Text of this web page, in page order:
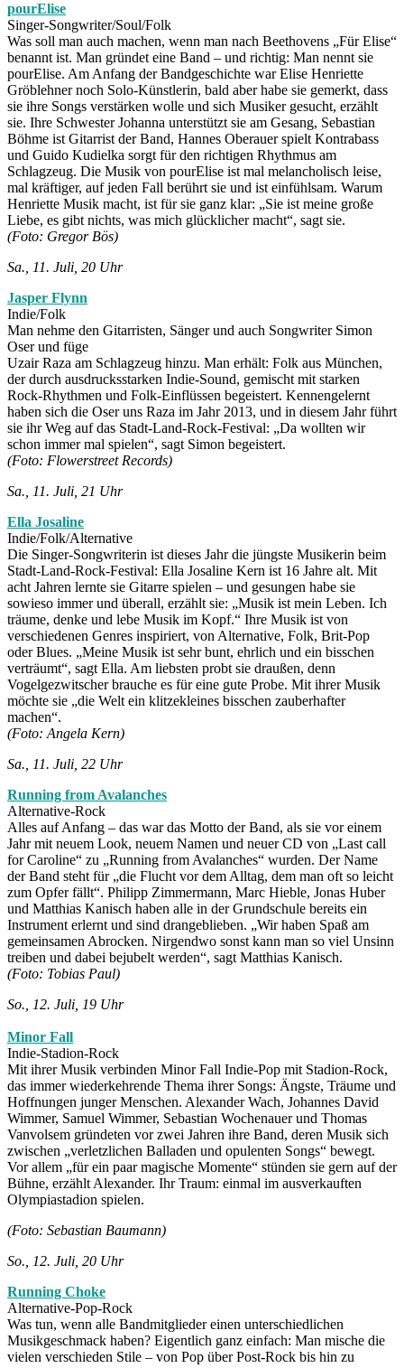
pourElise
Singer-Songwriter/Soul/Folk
Was soll man auch machen, wenn man nach Beethovens „Für Elise“
benannt ist. Man gründet eine Band – und richtig: Man nennt sie
pourElise. Am Anfang der Bandgeschichte war Elise Henriette
Gröblehner noch Solo-Künstlerin, bald aber habe sie gemerkt, dass
sie ihre Songs verstärken wolle und sich Musiker gesucht, erzählt
sie. Ihre Schwester Johanna unterstützt sie am Gesang, Sebastian
Böhme ist Gitarrist der Band, Hannes Oberauer spielt Kontrabass
und Guido Kudielka sorgt für den richtigen Rhythmus am
Schlagzeug. Die Musik von pourElise ist mal melancholisch leise,
mal kräftiger, auf jeden Fall berührt sie und ist einfühlsam. Warum
Henriette Musik macht, ist für sie ganz klar: „Sie ist meine große
Liebe, es gibt nichts, was mich glücklicher macht“, sagt sie.
(Foto: Gregor Bös)
Sa., 11. Juli, 20 Uhr
Jasper Flynn
Indie/Folk
Man nehme den Gitarristen, Sänger und auch Songwriter Simon
Oser und füge
Uzair Raza am Schlagzeug hinzu. Man erhält: Folk aus München,
der durch ausdrucksstarken Indie-Sound, gemischt mit starken
Rock-Rhythmen und Folk-Einflüssen begeistert. Kennengelernt
haben sich die Oser uns Raza im Jahr 2013, und in diesem Jahr führt
sie ihr Weg auf das Stadt-Land-Rock-Festival: „Da wollten wir
schon immer mal spielen“, sagt Simon begeistert.
(Foto: Flowerstreet Records)
Sa., 11. Juli, 21 Uhr
Ella Josaline
Indie/Folk/Alternative
Die Singer-Songwriterin ist dieses Jahr die jüngste Musikerin beim
Stadt-Land-Rock-Festival: Ella Josaline Kern ist 16 Jahre alt. Mit
acht Jahren lernte sie Gitarre spielen – und gesungen habe sie
sowieso immer und überall, erzählt sie: „Musik ist mein Leben. Ich
träume, denke und lebe Musik im Kopf.“ Ihre Musik ist von
verschiedenen Genres inspiriert, von Alternative, Folk, Brit-Pop
oder Blues. „Meine Musik ist sehr bunt, ehrlich und ein bisschen
verträumt“, sagt Ella. Am liebsten probt sie draußen, denn
Vogelgezwitscher brauche es für eine gute Probe. Mit ihrer Musik
möchte sie „die Welt ein klitzekleines bisschen zauberhafter
machen“.
(Foto: Angela Kern)
Sa., 11. Juli, 22 Uhr
Running from Avalanches
Alternative-Rock
Alles auf Anfang – das war das Motto der Band, als sie vor einem
Jahr mit neuem Look, neuem Namen und neuer CD von „Last call
for Caroline“ zu „Running from Avalanches“ wurden. Der Name
der Band steht für „die Flucht vor dem Alltag, dem man oft so leicht
zum Opfer fällt“. Philipp Zimmermann, Marc Hieble, Jonas Huber
und Matthias Kanisch haben alle in der Grundschule bereits ein
Instrument erlernt und sind drangeblieben. „Wir haben Spaß am
gemeinsamen Abrocken. Nirgendwo sonst kann man so viel Unsinn
treiben und dabei bejubelt werden“, sagt Matthias Kanisch.
(Foto: Tobias Paul)
So., 12. Juli, 19 Uhr
Minor Fall
Indie-Stadion-Rock
Mit ihrer Musik verbinden Minor Fall Indie-Pop mit Stadion-Rock,
das immer wiederkehrende Thema ihrer Songs: Ängste, Träume und
Hoffnungen junger Menschen. Alexander Wach, Johannes David
Wimmer, Samuel Wimmer, Sebastian Wochenauer und Thomas
Vanvolsem gründeten vor zwei Jahren ihre Band, deren Musik sich
zwischen „verletzlichen Balladen und opulenten Songs“ bewegt.
Vor allem „für ein paar magische Momente“ stünden sie gern auf der
Bühne, erzählt Alexander. Ihr Traum: einmal im ausverkauften
Olympiastadion spielen.
(Foto: Sebastian Baumann)
So., 12. Juli, 20 Uhr
Running Choke
Alternative-Pop-Rock
Was tun, wenn alle Bandmitglieder einen unterschiedlichen
Musikgeschmack haben? Eigentlich ganz einfach: Man mische die
vielen verschieden Stile – von Pop über Post-Rock bis hin zu